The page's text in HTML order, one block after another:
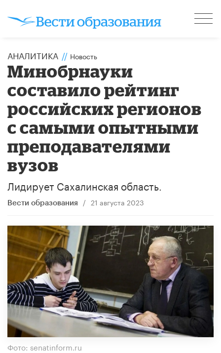
АНАЛИТИКА // Новость
Минобрнауки
составило рейтинг
российских регионов
с самыми опытными
преподавателями
вузов
Лидирует Сахалинская область.
Вести образования / 21 августа 2023
Фото: senatinform.ru